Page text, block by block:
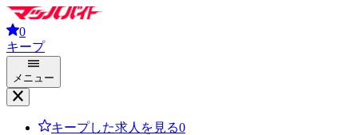
0
キープ
メニュー
キープした求人を見る0